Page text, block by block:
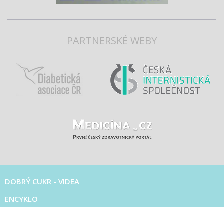
PARTNERSKÉ WEBY
DOBRÝ CUKR - VIDEA
ENCYKLO